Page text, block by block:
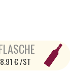
€ /ST